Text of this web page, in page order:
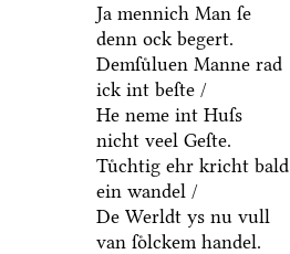
Ja mennich Man ſe
denn ock begert.
Demſuͤluen Manne rad
ick int beſte /
He neme int Huſs
nicht veel Geſte.
Tuͤchtig ehr kricht bald
ein wandel /
De Werldt ys nu vull
van ſoͤlckem handel.